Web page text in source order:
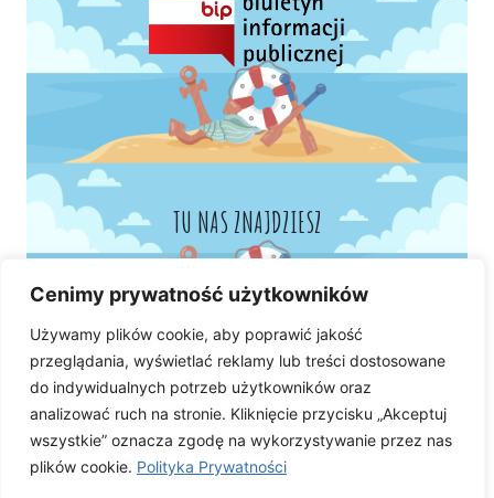
Cenimy prywatność użytkowników
Używamy plików cookie, aby poprawić jakość
przeglądania, wyświetlać reklamy lub treści dostosowane
do indywidualnych potrzeb użytkowników oraz
analizować ruch na stronie. Kliknięcie przycisku „Akceptuj
wszystkie” oznacza zgodę na wykorzystywanie przez nas
plików cookie. Polityka Prywatności
TU NAS ZNAJDZIESZ